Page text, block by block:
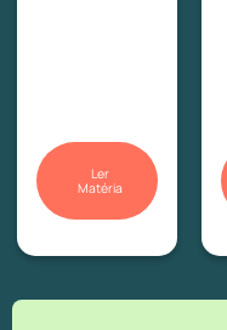
Ler
Matéria